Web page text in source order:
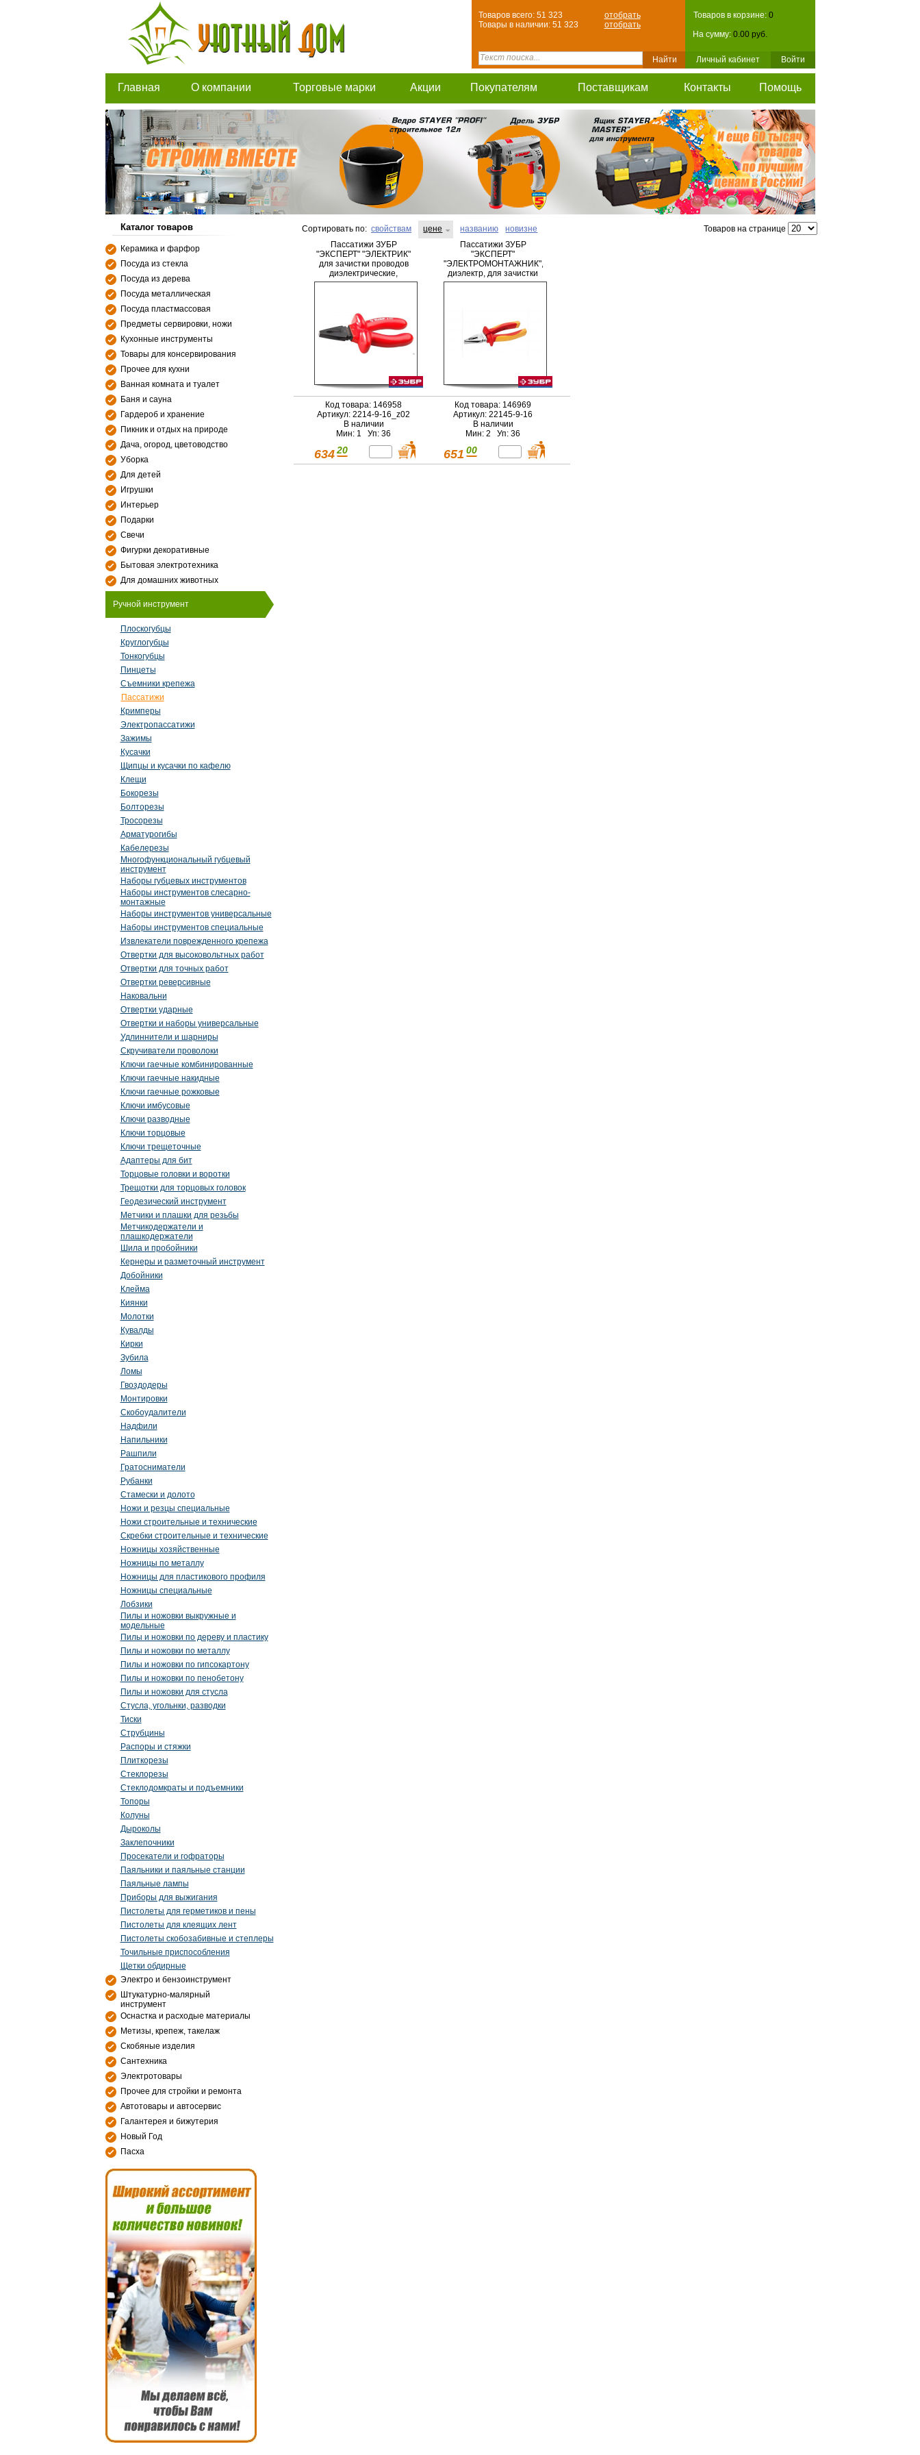
Товаров в корзине: 0
На сумму: 0.00 руб.
Личный кабинет Войти
Товаров всего: 51 323
отобрать
Товары в наличии: 51 323
отобрать
Главная О компании Торговые марки Акции Покупателям Поставщикам Контакты Помощь
Каталог товаров
Керамика и фарфор
Посуда из стекла
Посуда из дерева
Посуда металлическая
Посуда пластмассовая
Предметы сервировки, ножи
Кухонные инструменты
Товары для консервирования
Прочее для кухни
Ванная комната и туалет
Баня и сауна
Гардероб и хранение
Пикник и отдых на природе
Дача, огород, цветоводство
Уборка
Для детей
Игрушки
Интерьер
Подарки
Свечи
Фигурки декоративные
Бытовая электротехника
Для домашних животных
Ручной инструмент
Плоскогубцы
Круглогубцы
Тонкогубцы
Пинцеты
Съемники крепежа
Пассатижи
Кримперы
Электропассатижи
Зажимы
Кусачки
Щипцы и кусачки по кафелю
Клещи
Бокорезы
Болторезы
Тросорезы
Арматурогибы
Кабелерезы
Многофункциональный губцевый
инструмент
Наборы губцевых инструментов
Наборы инструментов слесарно-
монтажные
Наборы инструментов универсальные
Наборы инструментов специальные
Извлекатели поврежденного крепежа
Отвертки для высоковольтных работ
Отвертки для точных работ
Отвертки реверсивные
Наковальни
Отвертки ударные
Отвертки и наборы универсальные
Удлиннители и шарниры
Скручиватели проволоки
Ключи гаечные комбинированные
Ключи гаечные накидные
Ключи гаечные рожковые
Ключи имбусовые
Ключи разводные
Ключи торцовые
Ключи трещеточные
Адаптеры для бит
Торцовые головки и воротки
Трещотки для торцовых головок
Геодезический инструмент
Метчики и плашки для резьбы
Метчикодержатели и
плашкодержатели
Шила и пробойники
Кернеры и разметочный инструмент
Добойники
Клейма
Киянки
Молотки
Кувалды
Кирки
Зубила
Ломы
Гвоздодеры
Монтировки
Скобоудалители
Надфили
Напильники
Рашпили
Гратосниматели
Рубанки
Стамески и долото
Ножи и резцы специальные
Ножи строительные и технические
Скребки строительные и технические
Ножницы хозяйственные
Ножницы по металлу
Ножницы для пластикового профиля
Ножницы специальные
Лобзики
Пилы и ножовки выкружные и
модельные
Пилы и ножовки по дереву и пластику
Пилы и ножовки по металлу
Пилы и ножовки по гипсокартону
Пилы и ножовки по пенобетону
Пилы и ножовки для стусла
Стусла, угольнки, разводки
Тиски
Струбцины
Распоры и стяжки
Плиткорезы
Стеклорезы
Стеклодомкраты и подъемники
Топоры
Колуны
Дыроколы
Заклепочники
Просекатели и гофраторы
Паяльники и паяльные станции
Паяльные лампы
Приборы для выжигания
Пистолеты для герметиков и пены
Пистолеты для клеящих лент
Пистолеты скобозабивные и степлеры
Точильные приспособления
Щетки обдирные
Электро и бензоинструмент
Штукатурно-малярный
инструмент
Оснастка и расходые материалы
Метизы, крепеж, такелаж
Скобяные изделия
Сантехника
Электротовары
Прочее для стройки и ремонта
Автотовары и автосервис
Галантерея и бижутерия
Новый Год
Пасха
Сортировать по: свойствам цене названию новизне
Товаров на странице
Пассатижи ЗУБР
"ЭКСПЕРТ" "ЭЛЕКТРИК"
для зачистки проводов
диэлектрические,
высоковольтные до
Код товара: 146958
Артикул: 2214-9-16_z02
В наличии
Мин: 1 Уп: 36
634 20
Пассатижи ЗУБР
"ЭКСПЕРТ"
"ЭЛЕКТРОМОНТАЖНИК",
диэлектр, для зачистки
проводов, двухкомп
Код товара: 146969
Артикул: 22145-9-16
В наличии
Мин: 2 Уп: 36
651 00